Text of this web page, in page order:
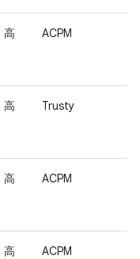
高 ACPM
高 Trusty
高 ACPM
高 ACPM